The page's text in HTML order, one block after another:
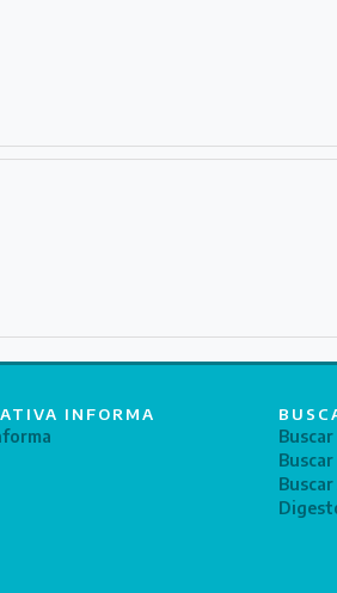
INFORMA